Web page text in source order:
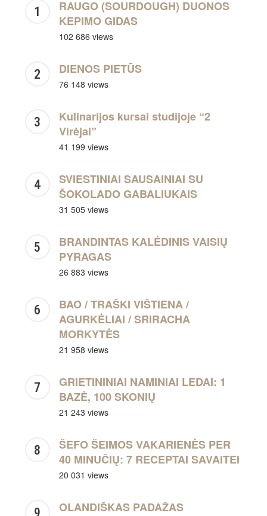
RAUGO (SOURDOUGH) DUONOS
KEPIMO GIDAS
102 686 views
DIENOS PIETŪS
76 148 views
Kulinarijos kursai studijoje “2
Virėjai”
41 199 views
SVIESTINIAI SAUSAINIAI SU
ŠOKOLADO GABALIUKAIS
31 505 views
BRANDINTAS KALĖDINIS VAISIŲ
PYRAGAS
26 883 views
BAO / TRAŠKI VIŠTIENA /
AGURKĖLIAI / SRIRACHA
MORKYTĖS
21 958 views
GRIETININIAI NAMINIAI LEDAI: 1
BAZĖ, 100 SKONIŲ
21 243 views
ŠEFO ŠEIMOS VAKARIENĖS PER
40 MINUČIŲ: 7 RECEPTAI SAVAITEI
20 031 views
OLANDIŠKAS PADAŽAS